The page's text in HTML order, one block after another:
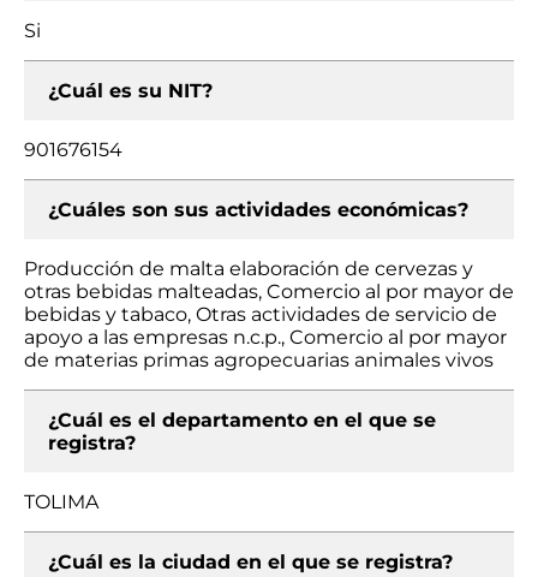
Si
¿Cuál es su NIT?
901676154
¿Cuáles son sus actividades económicas?
Producción de malta elaboración de cervezas y
otras bebidas malteadas, Comercio al por mayor de
bebidas y tabaco, Otras actividades de servicio de
apoyo a las empresas n.c.p., Comercio al por mayor
de materias primas agropecuarias animales vivos
¿Cuál es el departamento en el que se
registra?
TOLIMA
¿Cuál es la ciudad en el que se registra?